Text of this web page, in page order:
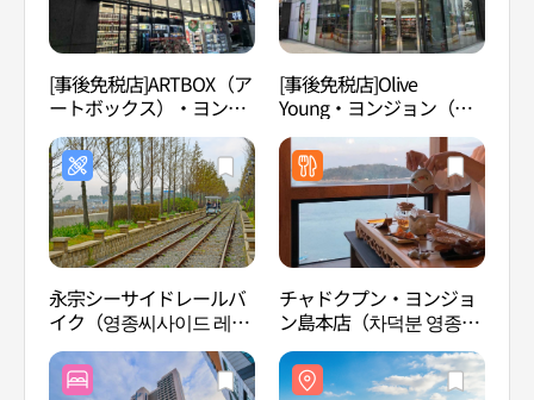
[事後免税店]ARTBOX（ア
ートボックス）・ヨンジ
ョン（永宗）ハヌル都市
店(아트박스 영종하늘도시
점)
[事後免税店]Olive
Young・ヨンジョン（永
宗）ハヌルダルビッロ店
(올리브영 영종하늘달빛로
점)
永宗シーサイドレールバ
イク（영종씨사이드 레일
바이크）
チャドクプン・ヨンジョ
ン島本店（차덕분 영종도
본점）